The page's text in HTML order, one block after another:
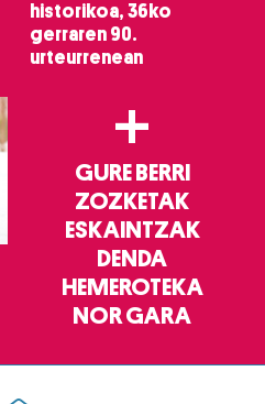
historikoa, 36ko
gerraren 90.
urteurrenean
+
GURE BERRI
ZOZKETAK
ESKAINTZAK
DENDA
HEMEROTEKA
NOR GARA